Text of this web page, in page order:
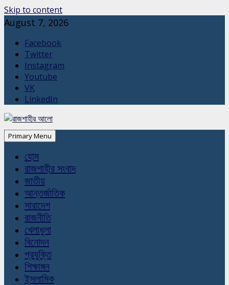
Skip to content
August 7, 2026
Facebook
Twitter
Instagram
Youtube
VK
LinkedIn
Primary Menu
হোম
রাজশাহীর সংবাদ
জাতীয়
আন্তর্জাতিক
সারাদেশ
রাজনীতি
খেলাধুলা
বিনোদন
প্রযুক্তি
শিক্ষাঙ্গন
ইসলামিক